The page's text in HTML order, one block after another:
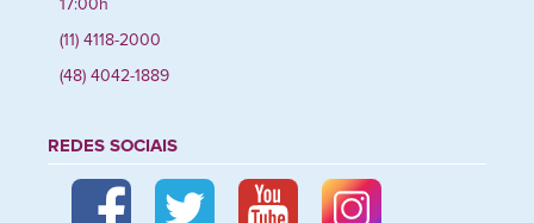
17:00h
(11) 4118-2000
(48) 4042-1889
REDES SOCIAIS